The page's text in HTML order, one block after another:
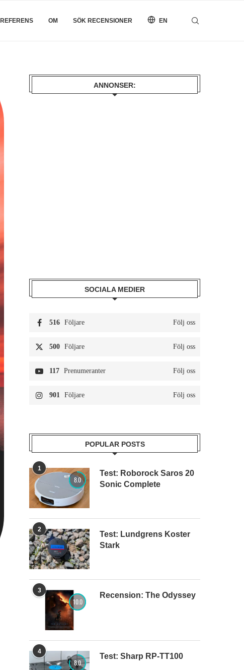
REFERENS OM SÖK RECENSIONER EN
ANNONSER:
SOCIALA MEDIER
516 Följare Följ oss
500 Följare Följ oss
117 Prenumeranter Följ oss
901 Följare Följ oss
POPULAR POSTS
1
8.0
Test: Roborock Saros 20
Sonic Complete
2
Test: Lundgrens Koster
Stark
3
10.0
Recension: The Odyssey
4
8.0
Test: Sharp RP-TT100